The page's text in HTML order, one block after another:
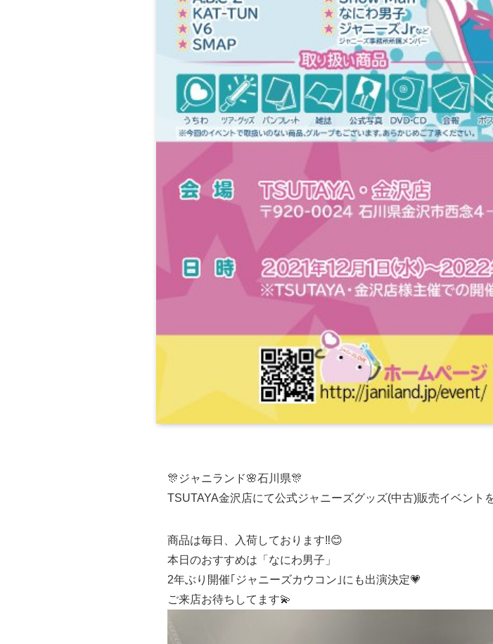
🎊ジャニランド🌸石川県🎊
TSUTAYA金沢店にて公式ジャニーズグッズ(中古)販売イベントを
商品は毎日、入荷しております‼️😊
本日のおすすめは「なにわ男子」
2年ぶり開催｢ジャニーズカウコン｣にも出演決定💗
ご来店お待ちしてます💫